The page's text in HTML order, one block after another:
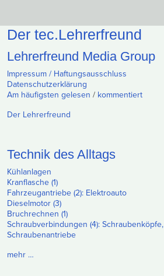
Der tec.Lehrerfreund
Lehrerfreund Media Group
Impressum / Haftungsausschluss
Datenschutzerklärung
Am häufigsten gelesen / kommentiert
Der Lehrerfreund
Technik des Alltags
Kühlanlagen
Kranflasche (1)
Fahrzeugantriebe (2): Elektroauto
Dieselmotor (3)
Bruchrechnen (1)
Schraubverbindungen (4): Schraubenköpfe,
Schraubenantriebe
mehr …